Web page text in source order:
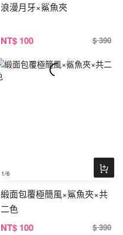
浪漫月牙×鯊魚夾
NT$ 100 $ 390
1/6
緞面包覆極簡風×鯊魚夾×共
二色
NT$ 100 $ 390